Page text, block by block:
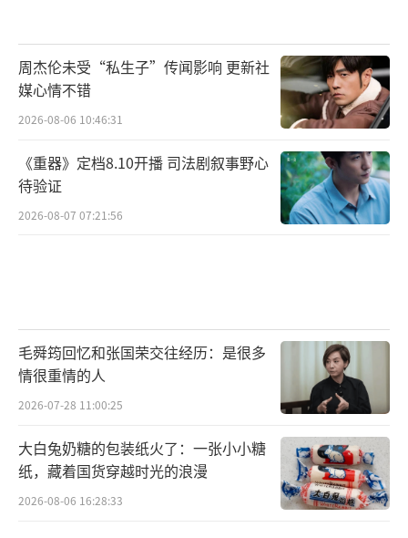
周杰伦未受“私生子”传闻影响 更新社
媒心情不错
2026-08-06 10:46:31
《重器》定档8.10开播 司法剧叙事野心
待验证
2026-08-07 07:21:56
毛舜筠回忆和张国荣交往经历：是很多
情很重情的人
2026-07-28 11:00:25
大白兔奶糖的包装纸火了：一张小小糖
纸，藏着国货穿越时光的浪漫
2026-08-06 16:28:33